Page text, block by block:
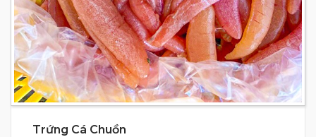
Trứng Cá Chuồn